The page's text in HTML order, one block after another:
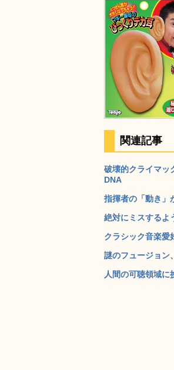
関連記事
破壊的クライマッ
DNA
指揮者の「動き」
絶対にミスするよ
クラシック音楽愛
謎のフュージョン
人間の可聴領域